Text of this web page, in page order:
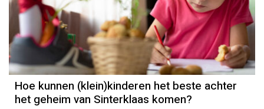
Hoe kunnen (klein)kinderen het beste achter
het geheim van Sinterklaas komen?